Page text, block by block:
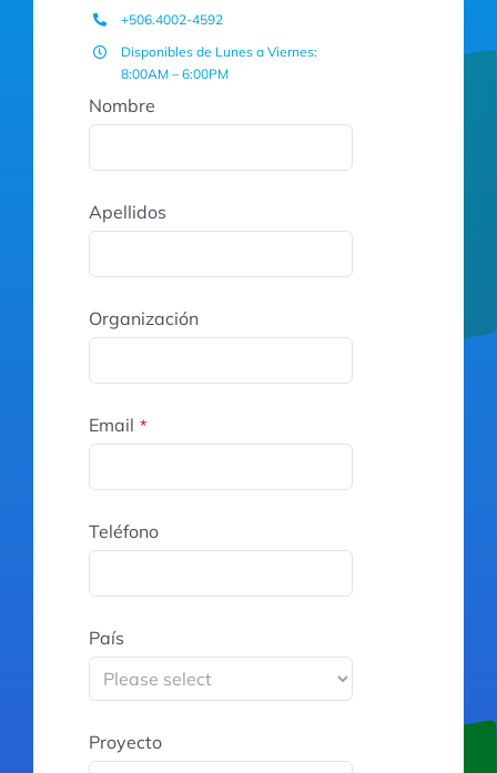
+506.4002-4592
Disponibles de Lunes a Viernes:
8:00AM – 6:00PM
Nombre
Apellidos
Organización
Email *
Teléfono
País
Proyecto